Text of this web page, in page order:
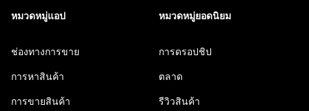
หมวดหมู่แอป
ช่องทางการขาย
การหาสินค้า
การขายสินค้า
หมวดหมู่ยอดนิยม
การดรอปชิป
ตลาด
รีวิวสินค้า